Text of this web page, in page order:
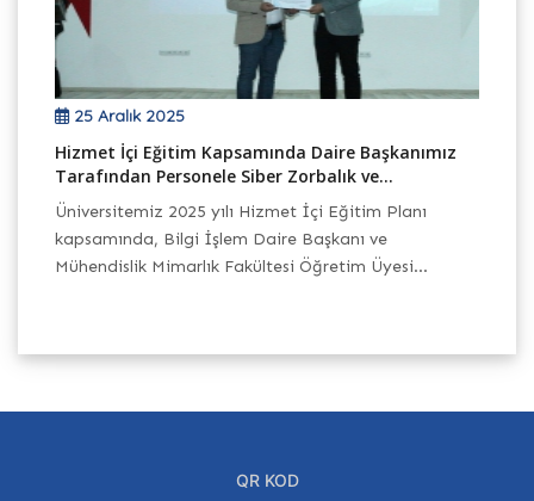
25 Aralık 2025
Hizmet İçi Eğitim Kapsamında Daire Başkanımız
Tarafından Personele Siber Zorbalık ve...
Üniversitemiz 2025 yılı Hizmet İçi Eğitim Planı
kapsamında, Bilgi İşlem Daire Başkanı ve
Mühendislik Mimarlık Fakültesi Öğretim Üyesi...
QR KOD